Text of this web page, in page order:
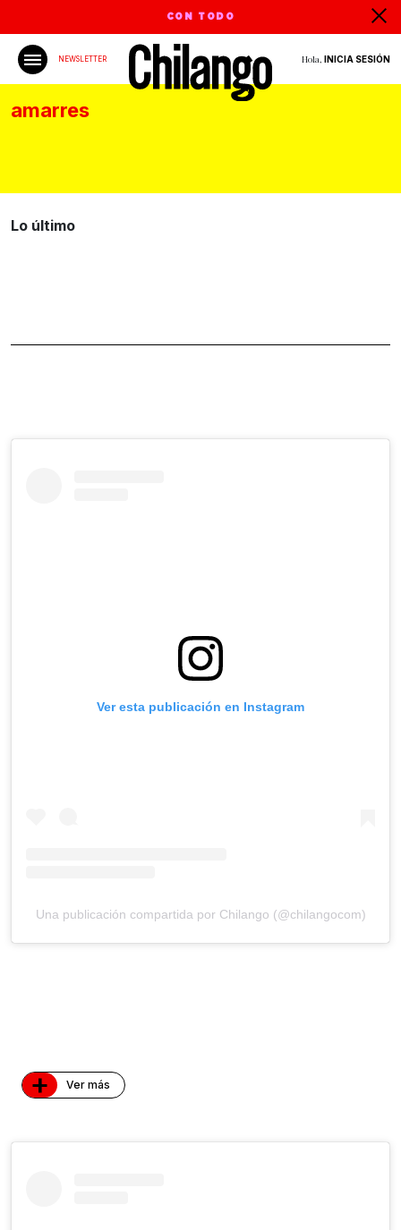
CON TODO
NEWSLETTER Hola, INICIA SESIÓN
amarres
Lo último
Ver esta publicación en Instagram
Una publicación compartida por Chilango (@chilangocom)
+ Ver más